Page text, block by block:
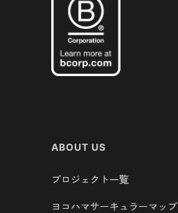
ABOUT US
プロジェクト一覧
ヨコハマサーキュラーマップ